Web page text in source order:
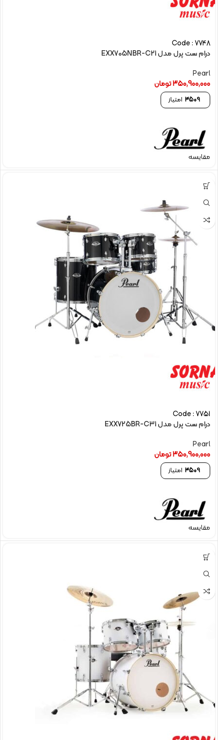
Code : 7748
درام ست پرل مدل EXX705NBR-C21
Pearl
350,900,000تومان
3509 امتیاز
مقایسه
Code : 7751
درام ست پرل مدل EXX725BR-C31
Pearl
350,900,000تومان
3509 امتیاز
مقایسه